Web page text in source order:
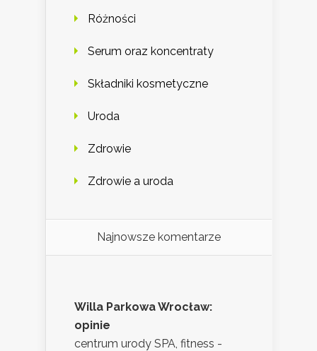
Różności
Serum oraz koncentraty
Składniki kosmetyczne
Uroda
Zdrowie
Zdrowie a uroda
Najnowsze komentarze
Willa Parkowa Wrocław:
opinie
centrum urody SPA, fitness -